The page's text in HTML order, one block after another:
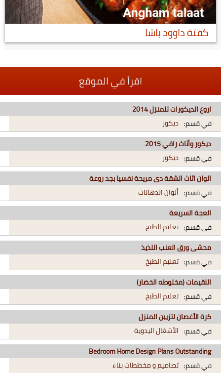
كفتة داوود باشا
اقرأ في الموقع
اروع الديكورات للمنزل 2014
في قسم: ديكور
ديكور وأثاث راقي 2015
في قسم: ديكور
الوان اثاث الشقة دى مريحة نفسيا بجد روعة
في قسم: ألوان الدهانات
العجة السريعة
في قسم: تعليم الطبخ
محشى ورق العنب اللذيذ
في قسم: تعليم الطبخ
اللقيمات (مخلوطه الخضار)
في قسم: تعليم الطبخ
كرة الأغصان لتزيين المنزل
في قسم: الأشغال اليدوية
Bedroom Home Design Plans Outstanding
في قسم: تصاميم و مخططات بناء